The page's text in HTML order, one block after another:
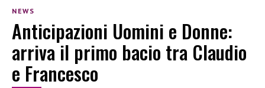
NEWS
Anticipazioni Uomini e Donne:
arriva il primo bacio tra Claudio
e Francesco